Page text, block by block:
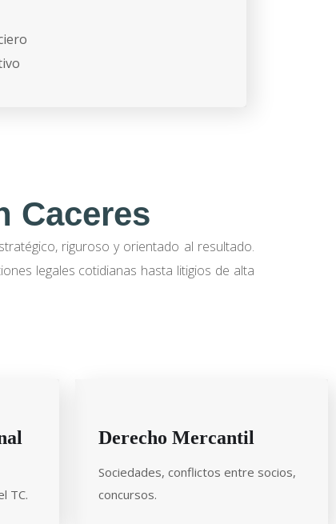
Caceres
riguroso y orientado al resultado.
legales cotidianas hasta litigios de alta
TC.
Derecho Mercantil
Sociedades, conflictos entre socios,
concursos.